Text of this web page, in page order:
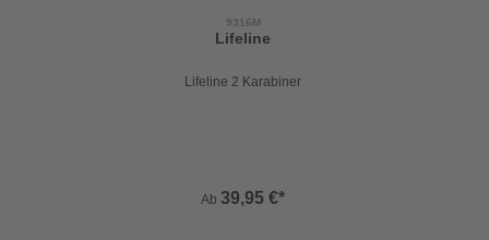
9316M
Lifeline
Lifeline 2 Karabiner
Ab39,95 €*